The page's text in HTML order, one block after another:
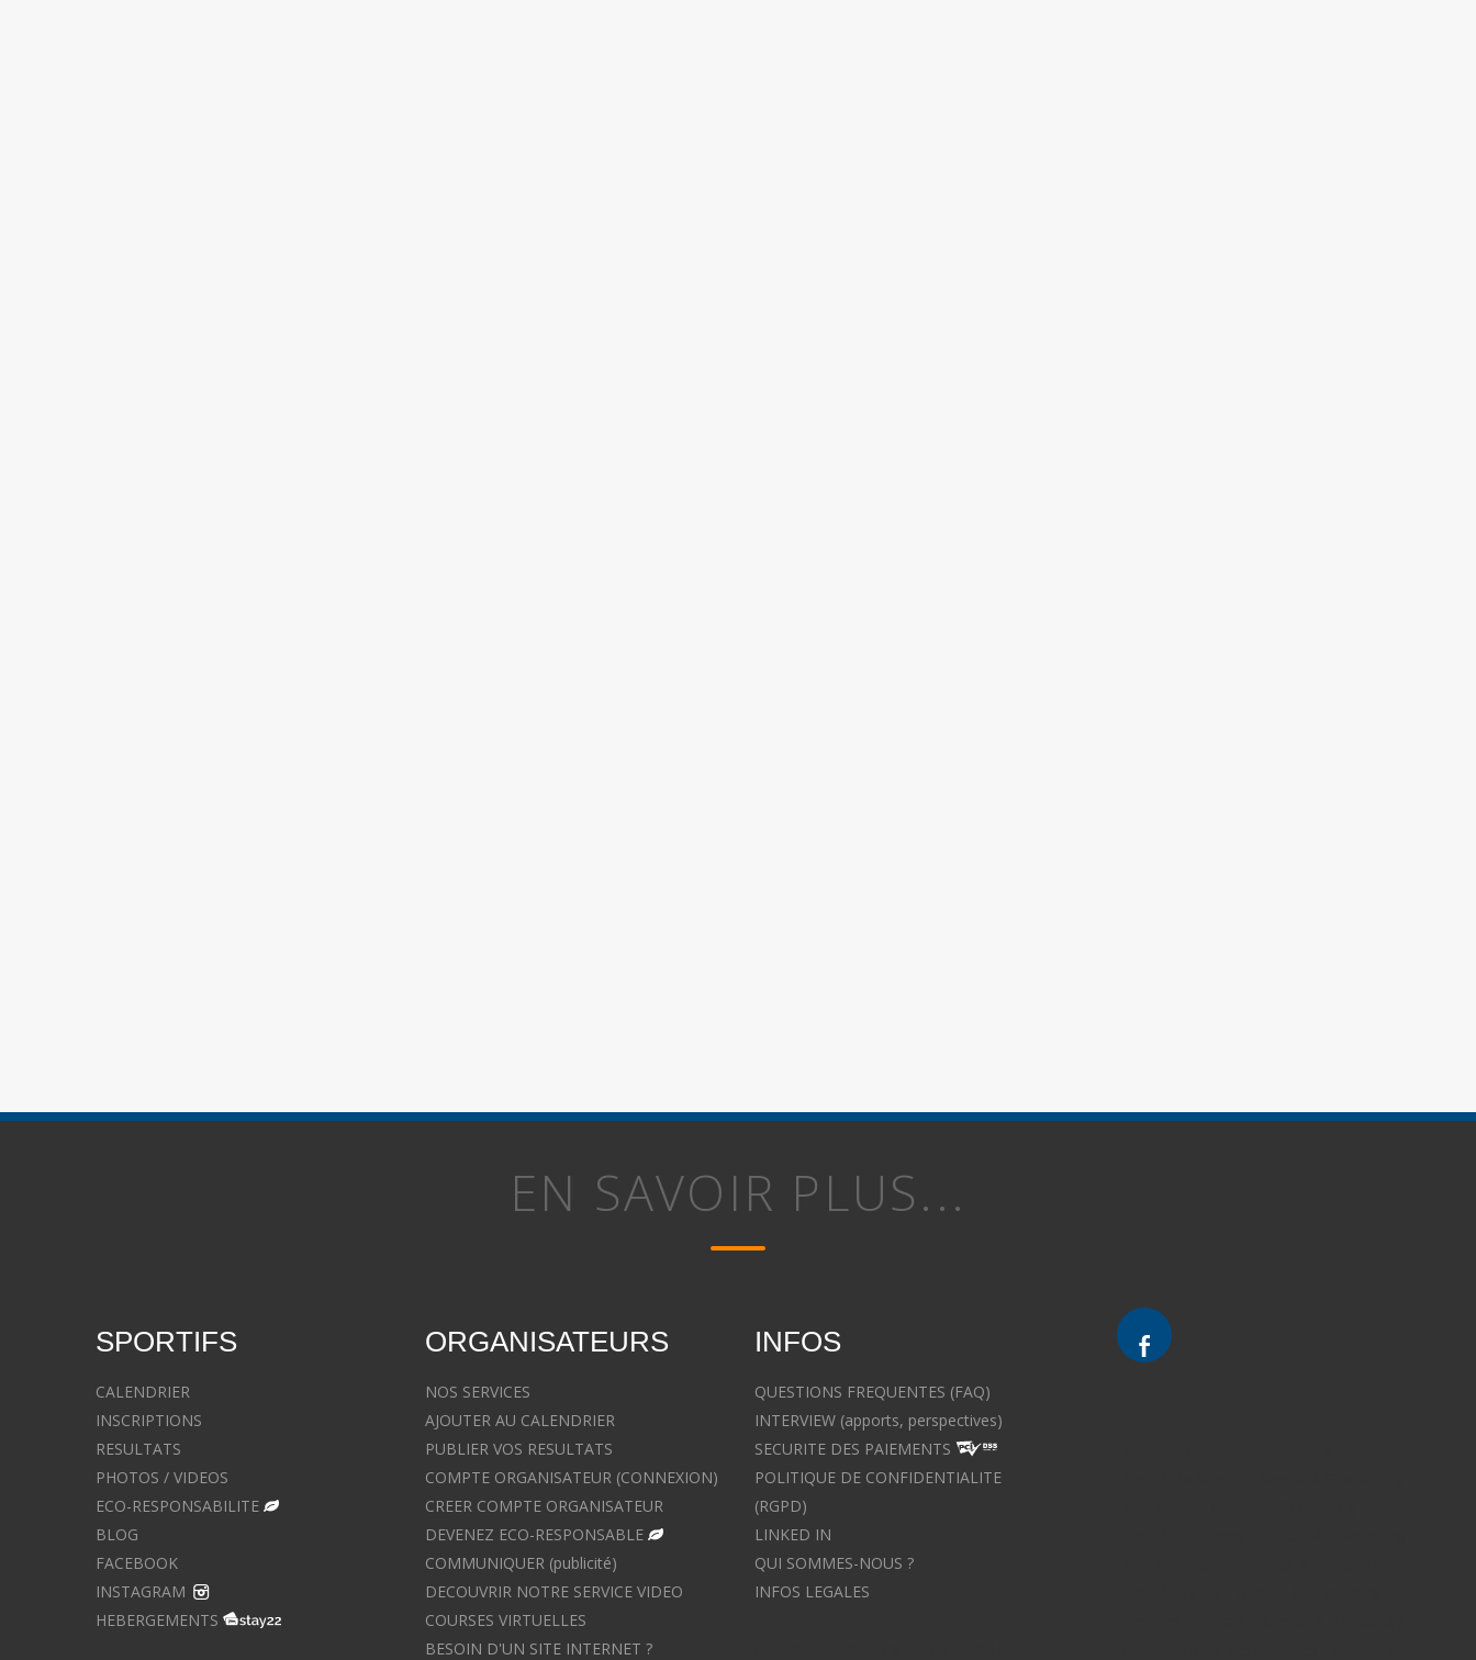
EN SAVOIR PLUS...
SPORTIFS
CALENDRIER
INSCRIPTIONS
RESULTATS
PHOTOS / VIDEOS
ECO-RESPONSABILITE
BLOG
FACEBOOK
INSTAGRAM
HEBERGEMENTS
ORGANISATEURS
NOS SERVICES
AJOUTER AU CALENDRIER
PUBLIER VOS RESULTATS
COMPTE ORGANISATEUR (CONNEXION)
CREER COMPTE ORGANISATEUR
DEVENEZ ECO-RESPONSABLE
COMMUNIQUER (publicité)
DECOUVRIR NOTRE SERVICE VIDEO
COURSES VIRTUELLES
BESOIN D'UN SITE INTERNET ?
INFOS
QUESTIONS FREQUENTES (FAQ)
INTERVIEW (apports, perspectives)
SECURITE DES PAIEMENTS
POLITIQUE DE CONFIDENTIALITE
(RGPD)
LINKED IN
QUI SOMMES-NOUS ?
INFOS LEGALES